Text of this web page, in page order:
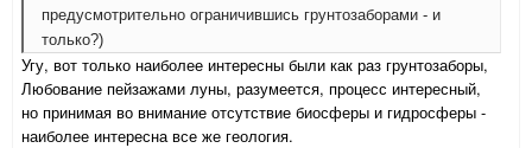
предусмотрительно ограничившись грунтозаборами - и
только?)
Угу, вот только наиболее интересны были как раз грунтозаборы,
Любование пейзажами луны, разумеется, процесс интересный,
но принимая во внимание отсутствие биосферы и гидросферы -
наиболее интересна все же геология.